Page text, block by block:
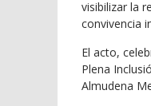
visibilizar la
convivencia
El acto,
Plena
Almudena